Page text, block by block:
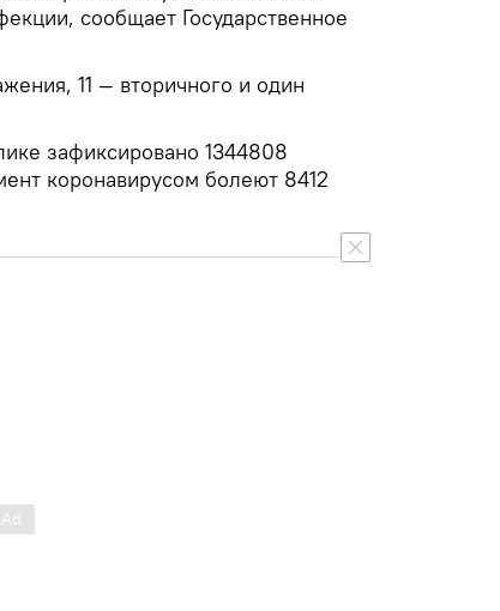
сообщает Государственное
11 — вторичного и один
зафиксировано 1344808
коронавирусом болеют 8412